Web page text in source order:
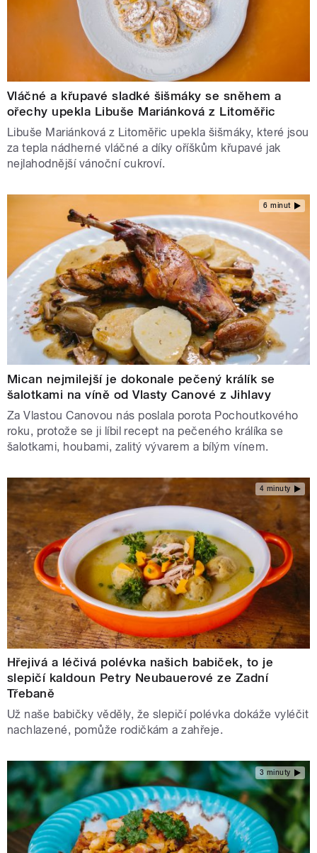
Vláčné a křupavé sladké šišmáky se sněhem a
ořechy upekla Libuše Mariánková z Litoměřic
Libuše Mariánková z Litoměřic upekla šišmáky, které jsou
za tepla nádherné vláčné a díky oříškům křupavé jak
nejlahodnější vánoční cukroví.
6 minut
Mican nejmilejší je dokonale pečený králík se
šalotkami na víně od Vlasty Canové z Jihlavy
Za Vlastou Canovou nás poslala porota Pochoutkového
roku, protože se ji líbil recept na pečeného králíka se
šalotkami, houbami, zalitý vývarem a bílým vínem.
4 minuty
Hřejivá a léčivá polévka našich babiček, to je
slepičí kaldoun Petry Neubauerové ze Zadní
Třebaně
Už naše babičky věděly, že slepičí polévka dokáže vyléčit
nachlazené, pomůže rodičkám a zahřeje.
3 minuty